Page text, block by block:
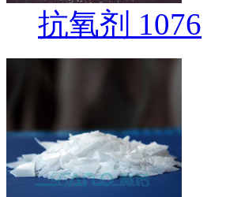
抗氧剂 1076